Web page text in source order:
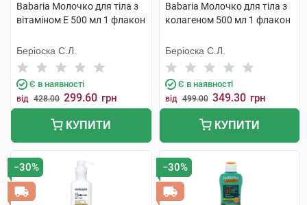
Babaria Молочко для тіла з
вітаміном Е 500 мл 1 флакон
Беріоска С.Л.
Є в наявності
від 428.00 299.60 грн
КУПИТИ
Babaria Молочко для тіла з
колагеном 500 мл 1 флакон
Беріоска С.Л.
Є в наявності
від 499.00 349.30 грн
КУПИТИ
−30% −30%